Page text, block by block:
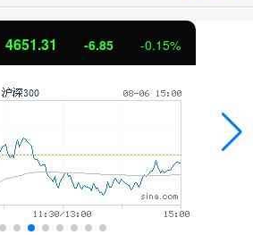
4651.31 -6.85 -0.15%